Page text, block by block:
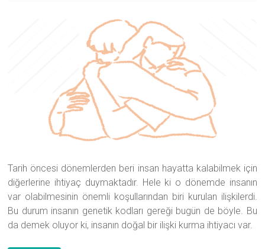
Tarih öncesi dönemlerden beri insan hayatta kalabilmek için
diğerlerine ihtiyaç duymaktadır. Hele ki o dönemde insanın
var olabilmesinin önemli koşullarından biri kurulan ilişkilerdi.
Bu durum insanın genetik kodları gereği bugün de böyle. Bu
da demek oluyor ki, insanın doğal bir ilişki kurma ihtiyacı var.